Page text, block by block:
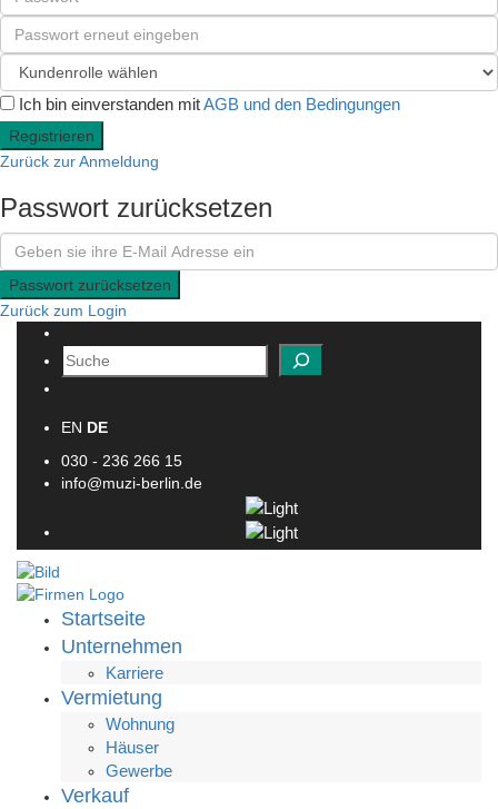
Ich bin einverstanden mitAGB und den Bedingungen
Registrieren
Zurück zur Anmeldung
Passwort zurücksetzen
Passwort zurücksetzen
Zurück zum Login
Suchen
EN DE
030 - 236 266 15
info@muzi-berlin.de
Startseite
Unternehmen
Karriere
Vermietung
Wohnung
Häuser
Gewerbe
Verkauf